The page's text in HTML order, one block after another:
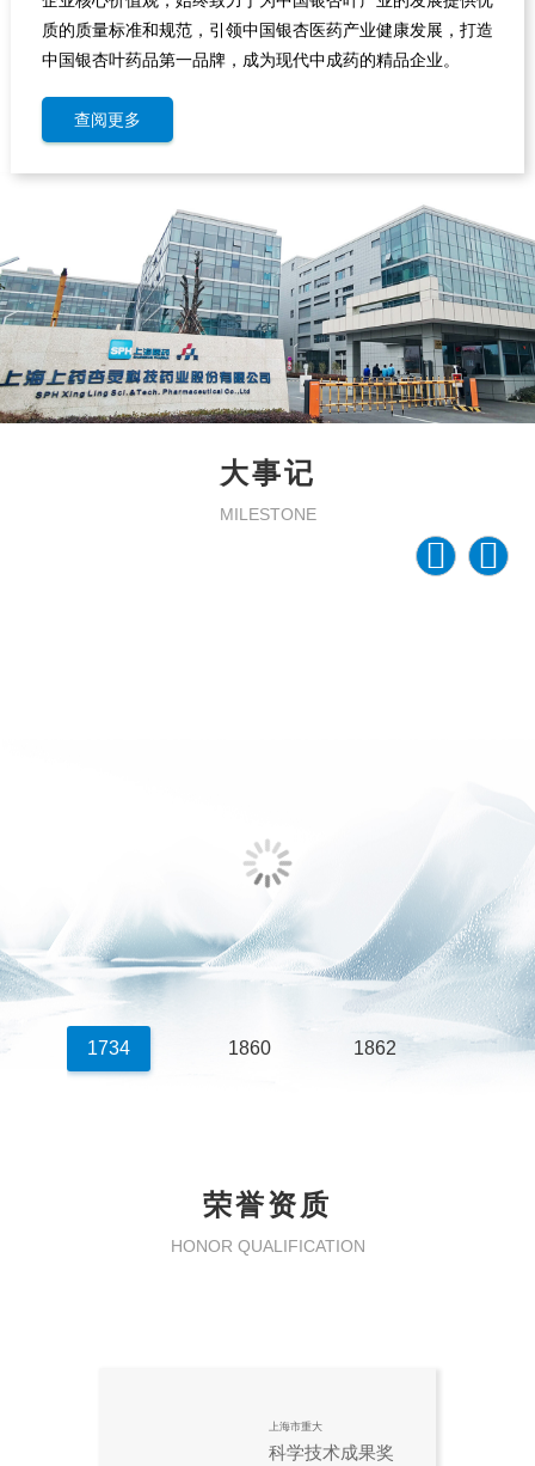
质的质量标准和规范，引领中国银杏医药产业健康发展，打造
中国银杏叶药品第一品牌，成为现代中成药的精品企业。
查阅更多
大事记
MILESTONE
1734 1860 1862 1958
荣誉资质
HONOR QUALIFICATION
上海市重大
科学技术成果奖